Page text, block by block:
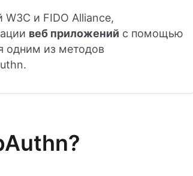
W3C и FIDO Alliance,
веб приложений с помощью
одним из методов